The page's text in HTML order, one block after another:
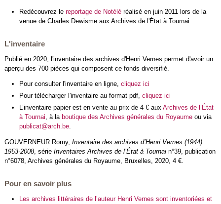
Redécouvrez le reportage de Notéléréalisé en juin 2011 lors de la
venue de Charles Dewisme aux Archives de l'État à Tournai
L'inventaire
Publié en 2020, l'inventaire des archives d'Henri Vernes permet d'avoir un
aperçu des 700 pièces qui composent ce fonds diversifié.
Pour consulter l'inventaire en ligne, cliquez ici
Pour télécharger l'inventaire au format pdf, cliquez ici
L’inventaire papier est en vente au prix de 4 € aux Archives de l’État
à Tournai, à la boutique des Archives générales du Royaumeou via
publicat@arch.be.
GOUVERNEUR Romy, Inventaire des archives d’Henri Vernes (1944)
1953-2008, série Inventaires Archives de l’État à Tournai n°39, publication
n°6078, Archives générales du Royaume, Bruxelles, 2020, 4 €.
Pour en savoir plus
Les archives littéraires de l’auteur Henri Vernes sont inventoriées et